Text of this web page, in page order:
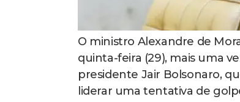
O ministro Alexandre de
quinta-feira (29), mais uma
presidente Jair Bolsonaro,
liderar uma tentativa de